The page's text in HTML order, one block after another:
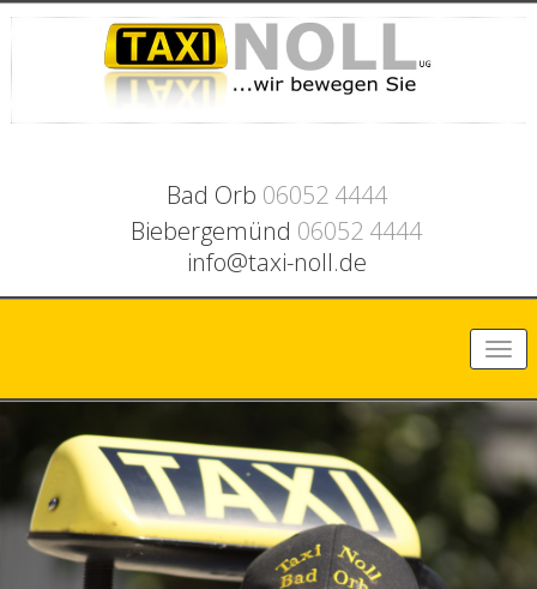
Bad Orb 06052 4444
Biebergemünd 06052 4444
info@taxi-noll.de